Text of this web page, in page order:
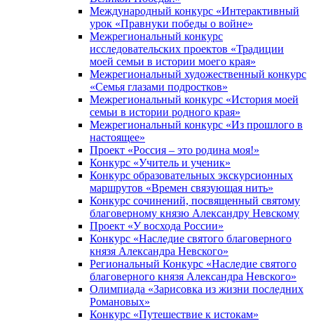
Международный конкурс «Интерактивный
урок «Правнуки победы о войне»
Межрегиональный конкурс
исследовательских проектов «Традиции
моей семьи в истории моего края»
Межрегиональный художественный конкурс
«Семья глазами подростков»
Межрегиональный конкурс «История моей
семьи в истории родного края»
Межрегиональный конкурс «Из прошлого в
настоящее»
Проект «Россия – это родина моя!»
Конкурс «Учитель и ученик»
Конкурс образовательных экскурсионных
маршрутов «Времен связующая нить»
Конкурс сочинений, посвященный святому
благоверному князю Александру Невскому
Проект «У восхода России»
Конкурс «Наследие святого благоверного
князя Александра Невского»
Региональный Конкурс «Наследие святого
благоверного князя Александра Невского»
Олимпиада «Зарисовка из жизни последних
Романовых»
Конкурс «Путешествие к истокам»